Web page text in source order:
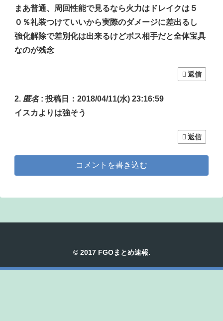
まあ普通、周回性能で見るなら火力はドレイクは５
０％礼装つけていいから実際のダメージに差出るし
強化解除で差別化は出来るけどボス相手だと全体宝具
なのが残念
返信
匿名: 投稿日：2018/04/11(水) 23:16:59
イスカよりは強そう
返信
コメントを書き込む
© 2017 FGOまとめ速報.